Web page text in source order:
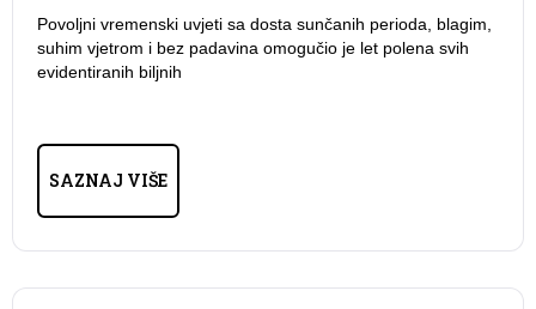
Povoljni vremenski uvjeti sa dosta sunčanih perioda, blagim,
suhim vjetrom i bez padavina omogučio je let polena svih
evidentiranih biljnih
SAZNAJ VIŠE